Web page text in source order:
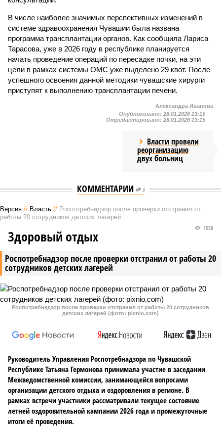
В числе наиболее значимых перспективных изменений в
системе здравоохранения Чувашии была названа
программа трансплантации органов. Как сообщила Лариса
Тарасова, уже в 2026 году в республике планируется
начать проведение операций по пересадке почки, на эти
цели в рамках системы ОМС уже выделено 29 квот. После
успешного освоения данной методики чувашские хирурги
приступят к выполнению трансплантации печени.
Александра Иванова
Опубликовано: 28.01.2026 13:15
Отредактировано: 28.01.2026 13:15
Власти провели
реорганизацию
двух больниц
КОММЕНТАРИИ 0
Версия // Власть // Роспотребнадзор после проверки отстранил от
работы 20 сотрудников детских лагерей
Роспотребнадзор после проверки отстранил от работы 20
сотрудников детских лагерей
1550
Здоровый отдых
Роспотребнадзор после проверки отстранил от работы 20 сотрудников
детских лагерей (фото: pixnio.com)
Руководитель Управления Роспотребнадзора по Чувашской
Республике Татьяна Гермонова принимала участие в заседании
Межведомственной комиссии, занимающейся вопросами
организации детского отдыха и оздоровления в регионе. В
рамках встречи участники рассматривали текущее состояние
летней оздоровительной кампании 2026 года и промежуточные
итоги её проведения.